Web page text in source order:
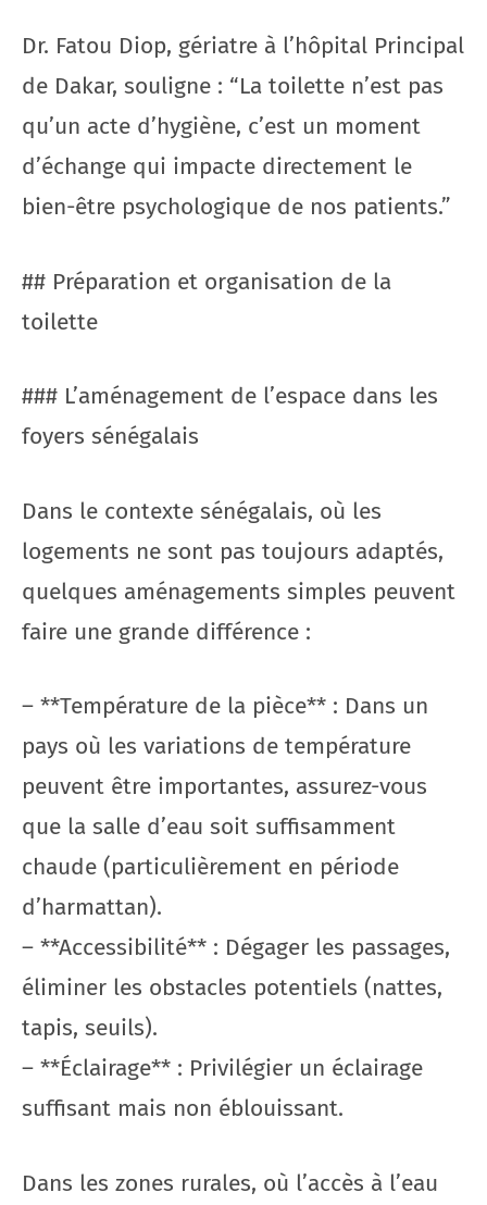
Dr. Fatou Diop, gériatre à l’hôpital Principal
de Dakar, souligne : “La toilette n’est pas
qu’un acte d’hygiène, c’est un moment
d’échange qui impacte directement le
bien-être psychologique de nos patients.”
## Préparation et organisation de la
toilette
### L’aménagement de l’espace dans les
foyers sénégalais
Dans le contexte sénégalais, où les
logements ne sont pas toujours adaptés,
quelques aménagements simples peuvent
faire une grande différence :
– **Température de la pièce** : Dans un
pays où les variations de température
peuvent être importantes, assurez-vous
que la salle d’eau soit suffisamment
chaude (particulièrement en période
d’harmattan).
– **Accessibilité** : Dégager les passages,
éliminer les obstacles potentiels (nattes,
tapis, seuils).
– **Éclairage** : Privilégier un éclairage
suffisant mais non éblouissant.
Dans les zones rurales, où l’accès à l’eau